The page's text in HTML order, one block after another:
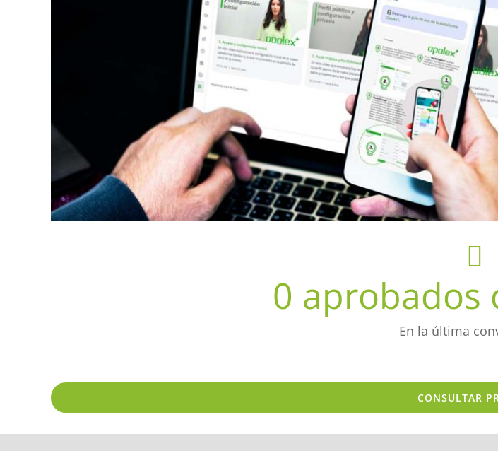
0 aprobados
En la última
CONSULTAR